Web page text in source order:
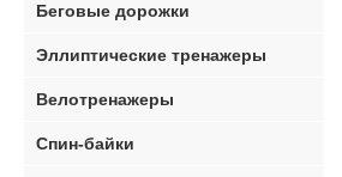
Беговые дорожки
Эллиптические тренажеры
Велотренажеры
Спин-байки